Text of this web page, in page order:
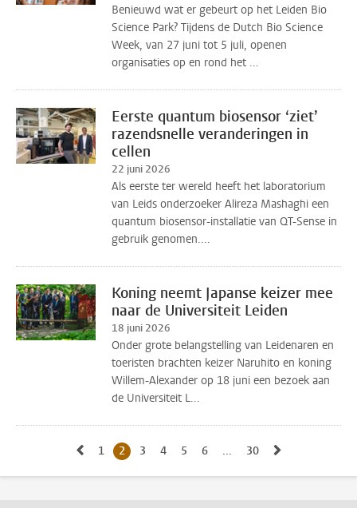
Benieuwd wat er gebeurt op het Leiden Bio
Science Park? Tijdens de Dutch Bio Science
Week, van 27 juni tot 5 juli, openen
organisaties op en rond het ...
Eerste quantum biosensor ‘ziet’
razendsnelle veranderingen in
cellen
22 juni 2026
Als eerste ter wereld heeft het laboratorium
van Leids onderzoeker Alireza Mashaghi een
quantum biosensor-installatie van QT-Sense in
gebruik genomen....
Koning neemt Japanse keizer mee
naar de Universiteit Leiden
18 juni 2026
Onder grote belangstelling van Leidenaren en
toeristen brachten keizer Naruhito en koning
Willem-Alexander op 18 juni een bezoek aan
de Universiteit L...
Naar vorige pagina, pagina 1
Naar pagina
1 Huidige pagina, pagina
2 Naar pagina
3 Naar pagina
4 Naar pagina
5 Naar pagina
6 ... Naar laatste pagina,
30